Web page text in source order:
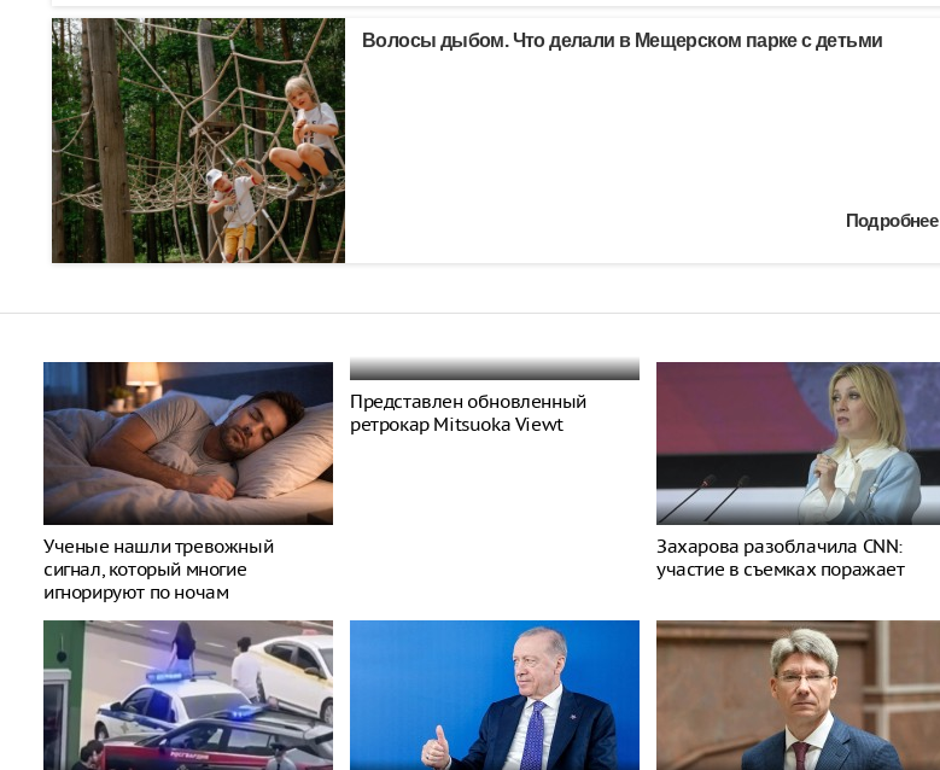
Волосы дыбом. Что делали в Мещерском парке с детьми
Подробнее
Ученые нашли тревожный
сигнал, который многие
игнорируют по ночам
Представлен обновленный
ретрокар Mitsuoka Viewt
Захарова разоблачила CNN:
участие в съемках поражает